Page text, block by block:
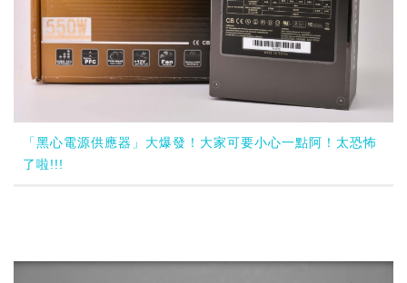
「黑心電源供應器」大爆發！大家可要小心一點阿！太恐怖
了啦!!!